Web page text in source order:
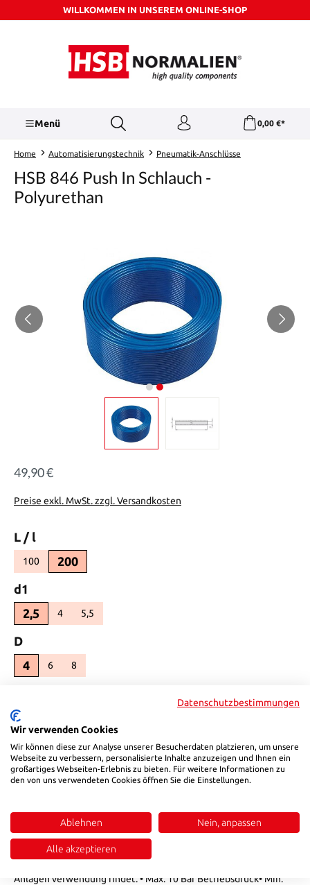
Zum Hauptinhalt springenWILLKOMMEN IN UNSEREM ONLINE-SHOP
Menü 0,00 €*
Home Automatisierungstechnik Pneumatik-Anschlüsse
HSB 846 Push In Schlauch -
Polyurethan
Regulärer Preis:
49,90 €
Preise exkl. MwSt. zzgl. Versandkosten
L / l
100(Diese Option ist zurzeit nicht verfügbar.)
200
d1
2,5
4(Diese Option ist zurzeit nicht verfügbar.)
5,5(Diese Option ist zurzeit nicht verfügbar.)
Dauswählen
4
6(Diese Option ist zurzeit nicht verfügbar.)
8(Diese Option ist zurzeit nicht verfügbar.)
Produkt Anzahl: Gib den gewünschten Wert ein oder benutze die
In den Warenkorb
Produktnummer:PU0425
Beschreibung
Der HSB 846 PU / PUR Pneumatikschlauch ist ein äußerst
Anlagen verwendung findet. • Max. 10 Bar Betriebsdruck• Min.
Datenschutzbestimmungen
Wir verwenden Cookies
Wir können diese zur Analyse unserer Besucherdaten platzieren, um unsere
Webseite zu verbessern, personalisierte Inhalte anzuzeigen und Ihnen ein
großartiges Webseiten-Erlebnis zu bieten. Für weitere Informationen zu
den von uns verwendeten Cookies öffnen Sie die Einstellungen.
Ablehnen Nein, anpassen
Alle akzeptieren